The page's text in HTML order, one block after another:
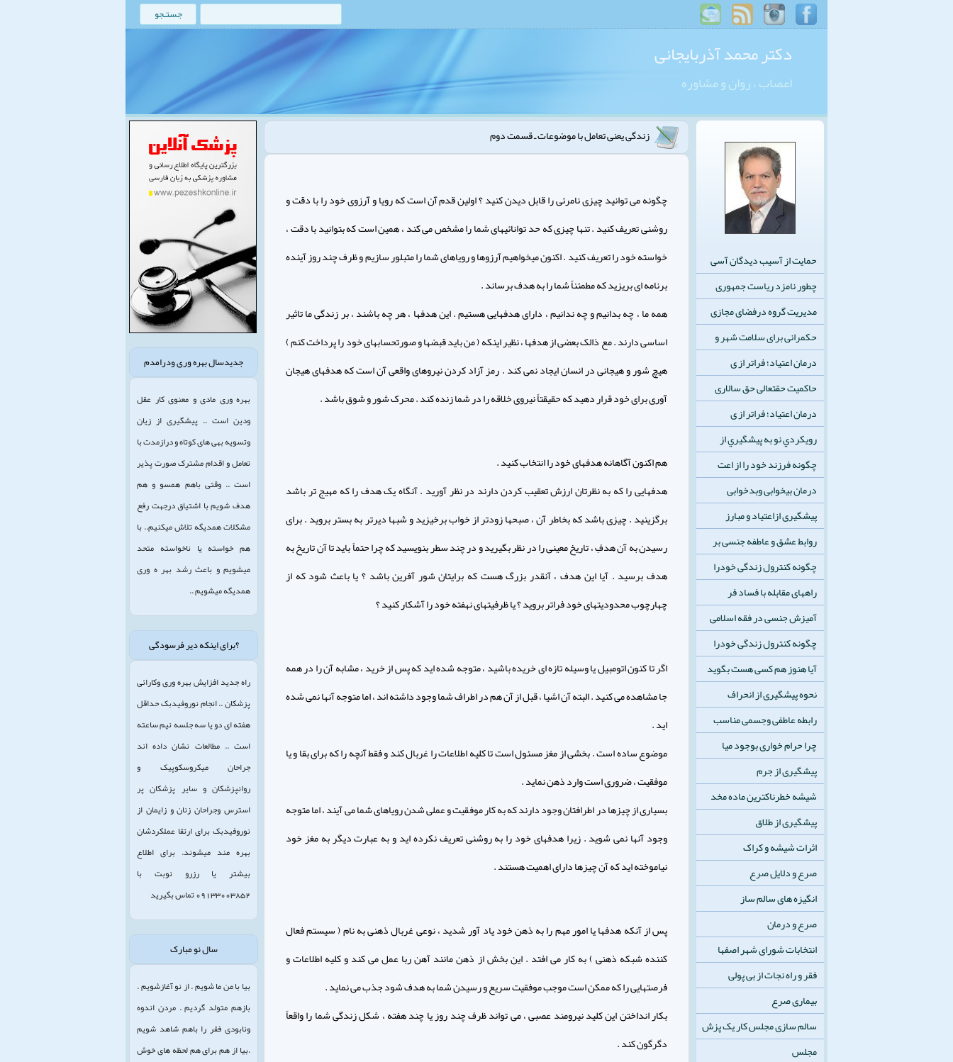
دکتر محمد آذربایجانی
اعصاب ، روان و مشاوره
جدیدسال بهره وری ودرامدم
بهره وری مادی و معنوی کار عقل
ودین است .. پیشگیری از زیان
وتسویه بهی های کوتاه و درازمدت با
تعامل و اقدام مشترک صورت پذیر
است .. وقتی باهم همسو و هم
هدف شویم با اشتیاق درجهت رفع
مشکلات همدیگه تلاش میکنیم.. با
هم خواسته یا ناخواسته متحد
میشویم و باعث رشد بهر ه وری
همدیگه میشویم ..
؟برای اینکه دیر فرسودگی
راه جدید افزایش بهره وری وکارائی
پزشکان .. انجام نوروفیدبک حداقل
هفته ای دو یا سه جلسه نیم ساعته
است .. مطالعات نشان داده اند
جراحان میکروسکوپیک و
روانپزشکان و سایر پزشکان پر
استرس وجراحان زنان و زایمان از
نوروفیدبک برای ارتقا عملکردشان
بهره مند میشوند. برای اطلاع
بیشتر یا رزرو نوبت با
09133003852 تماس بگیرید
سال نو مبارک
بیا با من ما شویم . از نو آغازشویم .
بازهم متولد گردیم . مردن اندوه
ونابودی فقر را باهم شاهد شویم
.بیا از هم برای هم لحظه های خوش
زندگی یعنی تعامل با موضوعات ـ قسمت دوم
چگونه می توانید چیزی نامرئی را قابل دیدن کنید ؟ اولین قدم آن است که رویا و آرزوی خود را با دقت و
روشنی تعریف کنید . تنها چیزی که حد توانائیهای شما را مشخص می کند ، همین است که بتوانید با دقت ،
خواسته خود را تعریف کنید . اکنون میخواهیم آرزوها و رویاهای شما را متبلور سازیم و ظرف چند روز آینده
برنامه ای بریزید که مطمئناً شما را به هدف برساند .
همه ما ، چه بدانیم و چه ندانیم ، دارای هدفهایی هستیم . این هدفها ، هر چه باشند ، بر زندگی ما تاثیر
اساسی دارند . مع ذالک بعضی از هدفها ، نظیر اینکه ( من باید قبضها و صورتحسابهای خود را پرداخت کنم )
هیچ شور و هیجانی در انسان ایجاد نمی کند . رمز آزاد کردن نیروهای واقعی آن است که هدفهای هیجان
آوری برای خود قرار دهید که حقیقتاً نیروی خلاقه را در شما زنده کند . محرک شور و شوق باشد .
هم اکنون آگاهانه هدفهای خود را انتخاب کنید .
هدفهایی را که به نظرتان ارزش تعقیب کردن دارند در نظر آورید . آنگاه یک هدف را که مهیج تر باشد
برگزینید . چیزی باشد که بخاطر آن ، صبحها زودتر از خواب برخیزید و شبها دیرتر به بستر بروید . برای
رسیدن به آن هدفِ ، تاریخ معینی را در نظر بگیرید و در چند سطر بنویسید که چرا حتماً باید تا آن تاریخ به
هدف برسید . آیا این هدف ، آنقدر بزرگ هست که برایتان شور آفرین باشد ؟ یا باعث شود که از
چهارچوب محدودیتهای خود فراتر بروید ؟ یا ظرفیتهای نهفته خود را آشکار کنید ؟
اگر تا کنون اتومبیل یا وسیله تازه ای خریده باشید ، متوجه شده اید که پس از خرید ، مشابه آن را در همه
جا مشاهده می کنید . البته آن اشیا ، قبل از آن هم در اطراف شما وجود داشته اند ، اما متوجه آنها نمی شده
اید .
موضوع ساده است . بخشی از مغز مسئول است تا کلیه اطلاعات را غربال کند و فقط آنچه را که برای بقا و یا
موفقیت ، ضروری است وارد ذهن نماید .
بسیاری از چیزها در اطرافتان وجود دارند که به کار موفقیت و عملی شدن رویاهای شما می آیند ، اما متوجه
وجود آنها نمی شوید . زیرا هدفهای خود را به روشنی تعریف نکرده اید و به عبارت دیگر به مغز خود
نیاموخته اید که آن چیزها دارای اهمیت هستند .
پس از آنکه هدفها یا امور مهم را به ذهن خود یاد آور شدید ، نوعی غربال ذهنی به نام ( سیستم فعال
کننده شبکه ذهنی ) به کار می افتد . این بخش از ذهن مانند آهن ربا عمل می کند و کلیه اطلاعات و
فرصتهایی را که ممکن است موجب موفقیت سریع و رسیدن شما به هدف شود جذب می نماید .
بکار انداختن این کلید نیرومند عصبی ، می تواند ظرف چند روز یا چند هفته ، شکل زندگی شما را واقعاً
دگرگون کند .
حمایت از آسیب دیدگان آسی
چطور نامزد ریاست جمهوری
مدیریت گروه درفضای مجازی
حکمرانی برای سلامت شهر و
درمان اعتیاد؛ فراتر از ی
حاکمیت حقتعالی حق سالاری
درمان اعتیاد؛ فراتر از ی
رويكردي نو به پيشگيري از
چگونه فرزند خود را از اعت
درمان بیخوابی وبدخوابی
پیشگیری ازاعتیاد و مبارز
روابط عشق و عاطفه جنسی بر
چگونه کنترول زندگی خودرا
راههای مقابله با فساد فر
آمیزش جنسی در فقه اسلامی
چگونه کنترول زندگی خودرا
آیا هنوز هم کسی هست بگوید
نحوه پیشگیری از انحراف
رابطه عاطفی وجسمی مناسب
چرا حرام خواری بوجود میا
پیشگیری از جرم
شیشه خطرناکترین ماده مخد
پیشگیری از طلاق
اثرات شیشه و کراک
صرع و دلایل صرع
انگیزه های سالم ساز
صرع و درمان
انتخابات شورای شهر اصفها
فقر و راه نجات از بی پولی
بیماری صرع
سالم سازی مجلس کار یک پزش
مجلس